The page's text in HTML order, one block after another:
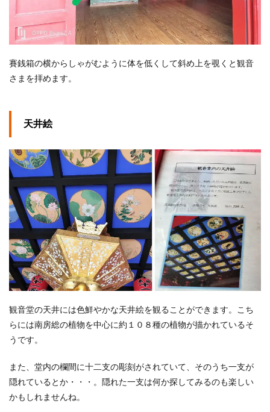
賽銭箱の横からしゃがむように体を低くして斜め上を覗くと観音
さまを拝めます。
天井絵
観音堂の天井には色鮮やかな天井絵を観ることができます。こち
らには南房総の植物を中心に約１０８種の植物が描かれているそ
うです。
また、堂内の欄間に十二支の彫刻がされていて、そのうち一支が
隠れているとか・・・。隠れた一支は何か探してみるのも楽しい
かもしれませんね。